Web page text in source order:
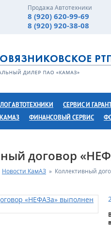
Продажа Автотехники
8 (920) 620-99-69
8 (920) 920-38-08
АВТОТЕХНИКИ СЕРВИС И
ФИНАНСОВЫЙ СЕРВИС
договор
Новости КамАЗ » Коллективный